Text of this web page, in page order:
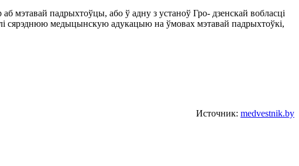
мэтавай падрыхтоўцы, або ў адну з устаноў Гро- дзенскай вобласці
сярэднюю медыцынскую адукацыю на ўмовах мэтавай падрыхтоўкі,
Источник: medvestnik.by